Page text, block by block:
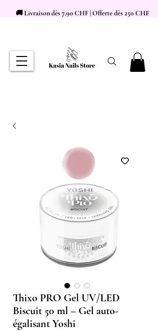
🚚 Livraison dès 7,90 CHF | Offerte dès 250 CHF
Thixo PRO Gel UV/LED
Biscuit 50 ml – Gel auto-
égalisant Yoshi